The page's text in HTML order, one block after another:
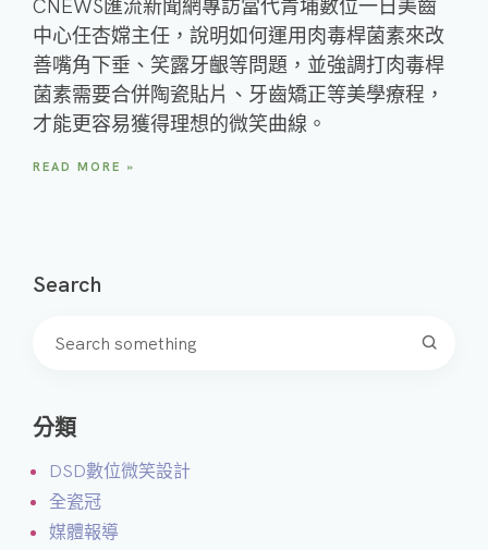
CNEWS匯流新聞網專訪當代青埔數位一日美齒
中心任杏嫦主任，說明如何運用肉毒桿菌素來改
善嘴角下垂、笑露牙齦等問題，並強調打肉毒桿
菌素需要合併陶瓷貼片、牙齒矯正等美學療程，
才能更容易獲得理想的微笑曲線。
READ MORE »
Search
分類
DSD數位微笑設計
全瓷冠
媒體報導